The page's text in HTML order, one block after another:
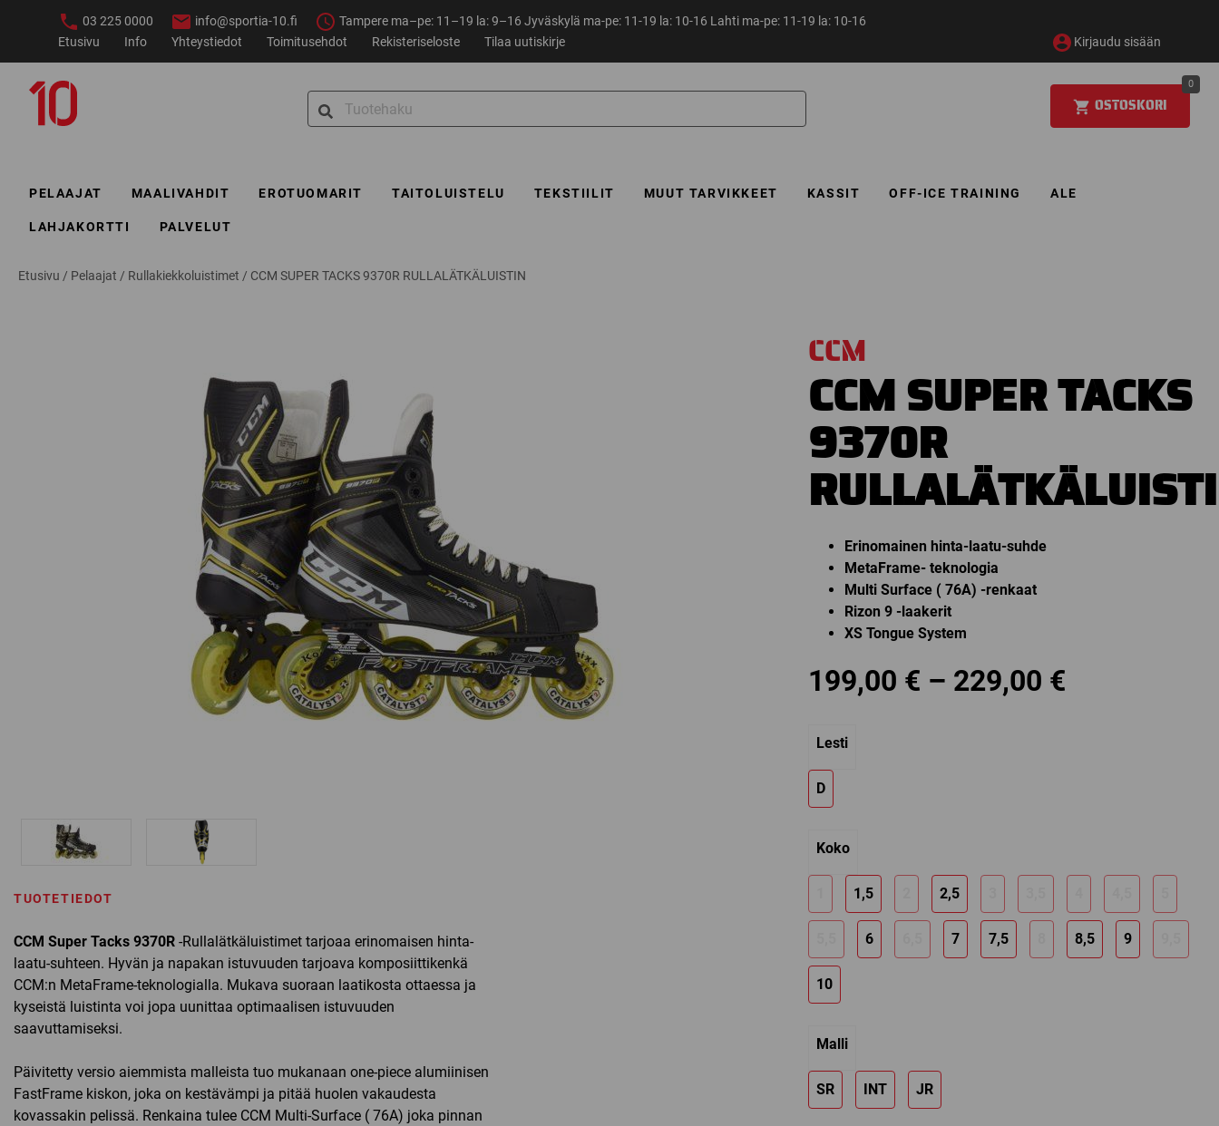
03 225 0000 info@sportia-10.fi
Tampere ma–pe: 11–19 la: 9–16 Jyväskylä ma-pe: 11-19 la: 10-16 Lahti ma-pe: 11-19 la: 10-16
Etusivu
Info Yhteystiedot Toimitusehdot Rekisteriseloste Tilaa uutiskirje Kirjaudu sisään
Search
for:
OSTOSKORI
0
PELAAJAT MAALIVAHDIT EROTUOMARIT TAITOLUISTELU TEKSTIILIT MUUT TARVIKKEET KASSIT OFF-ICE TRAINING ALE
LAHJAKORTTI PALVELUT
Etusivu / Pelaajat / Rullakiekkoluistimet / CCM SUPER TACKS 9370R RULLALÄTKÄLUISTIN
TUOTETIEDOT
CCM Super Tacks 9370R -Rullalätkäluistimet tarjoaa erinomaisen hinta-
laatu-suhteen. Hyvän ja napakan istuvuuden tarjoava komposiittikenkä
CCM:n MetaFrame-teknologialla. Mukava suoraan laatikosta ottaessa ja
kyseistä luistinta voi jopa uunittaa optimaalisen istuvuuden
saavuttamiseksi.
Päivitetty versio aiemmista malleista tuo mukanaan one-piece alumiinisen
FastFrame kiskon, joka on kestävämpi ja pitää huolen vakaudesta
kovassakin pelissä. Renkaina tulee CCM Multi-Surface ( 76A) joka pinnan
CCM
CCM SUPER TACKS
9370R
Erinomainen hinta-laatu-suhde
MetaFrame- teknologia
Multi Surface ( 76A) -renkaat
Rizon 9 -laakerit
XS Tongue System
199,00 € – 229,00 €
Lesti
D
Koko
1,5 2,5
6 7 7,5 8,5 9
10
Malli
SR INT JR